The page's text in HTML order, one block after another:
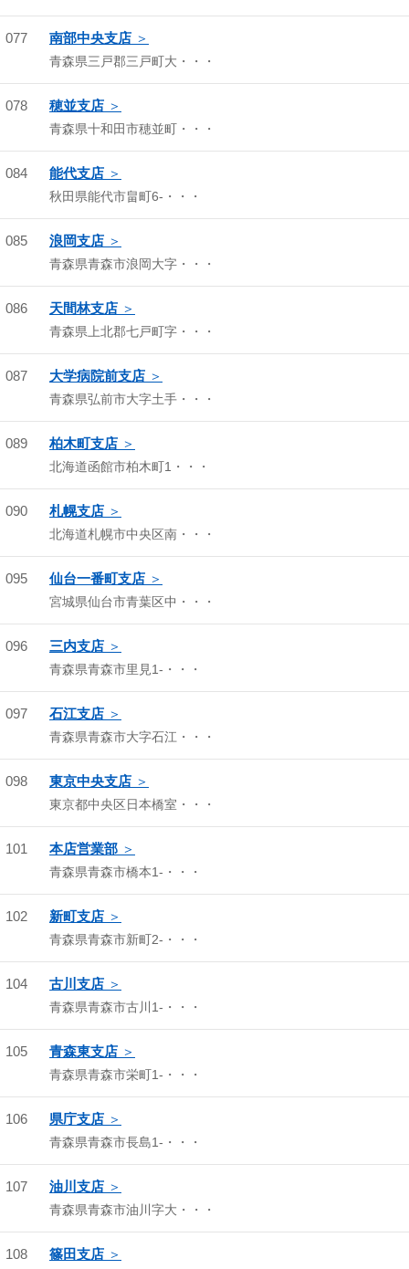
077 南部中央支店
青森県三戸郡三戸町大・・・
078 穂並支店
青森県十和田市穂並町・・・
084 能代支店
秋田県能代市畠町6-・・・
085 浪岡支店
青森県青森市浪岡大字・・・
086 天間林支店
青森県上北郡七戸町字・・・
087 大学病院前支店
青森県弘前市大字土手・・・
089 柏木町支店
北海道函館市柏木町1・・・
090 札幌支店
北海道札幌市中央区南・・・
095 仙台一番町支店
宮城県仙台市青葉区中・・・
096 三内支店
青森県青森市里見1-・・・
097 石江支店
青森県青森市大字石江・・・
098 東京中央支店
東京都中央区日本橋室・・・
101 本店営業部
青森県青森市橋本1-・・・
102 新町支店
青森県青森市新町2-・・・
104 古川支店
青森県青森市古川1-・・・
105 青森東支店
青森県青森市栄町1-・・・
106 県庁支店
青森県青森市長島1-・・・
107 油川支店
青森県青森市油川字大・・・
108 篠田支店